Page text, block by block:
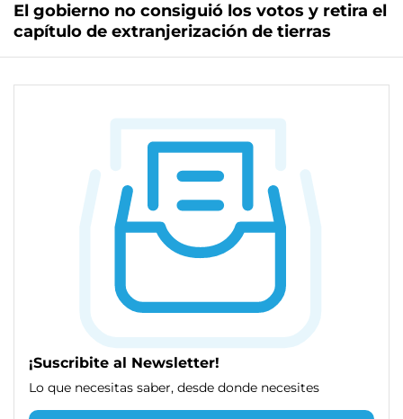
El gobierno no consiguió los votos y retira el
capítulo de extranjerización de tierras
¡Suscribite al Newsletter!
Lo que necesitas saber, desde donde necesites